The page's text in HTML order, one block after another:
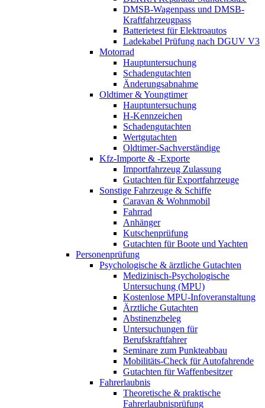
DMSB-Wagenpass und DMSB-
Kraftfahrzeugpass
Batterietest für Elektroautos
Ladekabel Prüfung nach DGUV V3
Motorrad
Hauptuntersuchung
Schadengutachten
Änderungsabnahme
Oldtimer & Youngtimer
Hauptuntersuchung
H-Kennzeichen
Schadengutachten
Wertgutachten
Oldtimer-Sachverständige
Kfz-Importe & -Exporte
Importfahrzeug Zulassung
Gutachten für Exportfahrzeuge
Sonstige Fahrzeuge & Schiffe
Caravan & Wohnmobil
Fahrrad
Anhänger
Kutschenprüfung
Gutachten für Boote und Yachten
Personenprüfung
Psychologische & ärztliche Gutachten
Medizinisch-Psychologische
Untersuchung (MPU)
Kostenlose MPU-Infoveranstaltung
Ärztliche Gutachten
Abstinenzbeleg
Untersuchungen für
Berufskraftfahrer
Seminare zum Punkteabbau
Mobilitäts-Check für Autofahrende
Gutachten für Waffenbesitzer
Fahrerlaubnis
Theoretische & praktische
Fahrerlaubnisprüfung